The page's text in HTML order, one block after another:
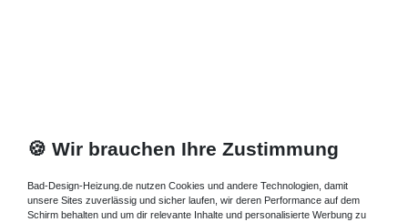
🍪 Wir brauchen Ihre Zustimmung
Bad-Design-Heizung.de nutzen Cookies und andere Technologien, damit
unsere Sites zuverlässig und sicher laufen, wir deren Performance auf dem
Schirm behalten und um dir relevante Inhalte und personalisierte Werbung zu